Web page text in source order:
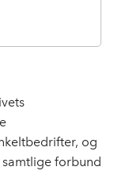
og
forbund